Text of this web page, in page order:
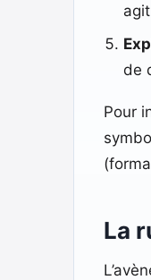
de
Pour
La